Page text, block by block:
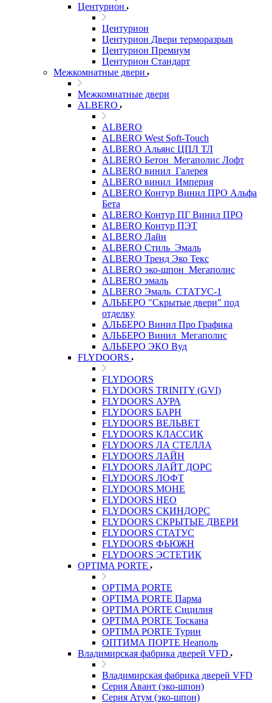
Центурион
Центурион
Центурион Двери терморазрыв
Центурион Премиум
Центурион Стандарт
Межкомнатные двери
Межкомнатные двери
ALBERO
ALBERO
ALBERO West Soft-Touch
ALBERO Альянс ЦПЛ ТЛ
ALBERO Бетон_Мегаполис Лофт
ALBERO винил_Галерея
ALBERO винил_Империя
ALBERO Контур Винил ПРО Альфа
Бета
ALBERO Контур ПГ Винил ПРО
ALBERO Контур ПЭТ
ALBERO Лайн
ALBERO Стиль_Эмаль
ALBERO Тренд Эко Текс
ALBERO эко-шпон_Мегаполис
ALBERO эмаль
ALBERO Эмаль_СТАТУС-1
АЛЬБЕРО "Скрытые двери" под
отделку
АЛЬБЕРО Винил Про Графика
АЛЬБЕРО Винил_Мегаполис
АЛЬБЕРО ЭКО Вуд
FLYDOORS
FLYDOORS
FLYDOORS TRINITY (GVI)
FLYDOORS АУРА
FLYDOORS БАРН
FLYDOORS ВЕЛЬВЕТ
FLYDOORS КЛАССИК
FLYDOORS ЛА СТЕЛЛА
FLYDOORS ЛАЙН
FLYDOORS ЛАЙТ ДОРС
FLYDOORS ЛОФТ
FLYDOORS МОНЕ
FLYDOORS НЕО
FLYDOORS СКИНДОРС
FLYDOORS СКРЫТЫЕ ДВЕРИ
FLYDOORS СТАТУС
FLYDOORS ФЬЮЖН
FLYDOORS ЭСТЕТИК
OPTIMA PORTE
OPTIMA PORTE
OPTIMA PORTE Парма
OPTIMA PORTE Сицилия
OPTIMA PORTE Тоскана
OPTIMA PORTE Турин
ОПТИМА ПОРТЕ Неаполь
Владимирская фабрика дверей VFD
Владимирская фабрика дверей VFD
Серия Авант (эко-шпон)
Серия Атум (эко-шпон)